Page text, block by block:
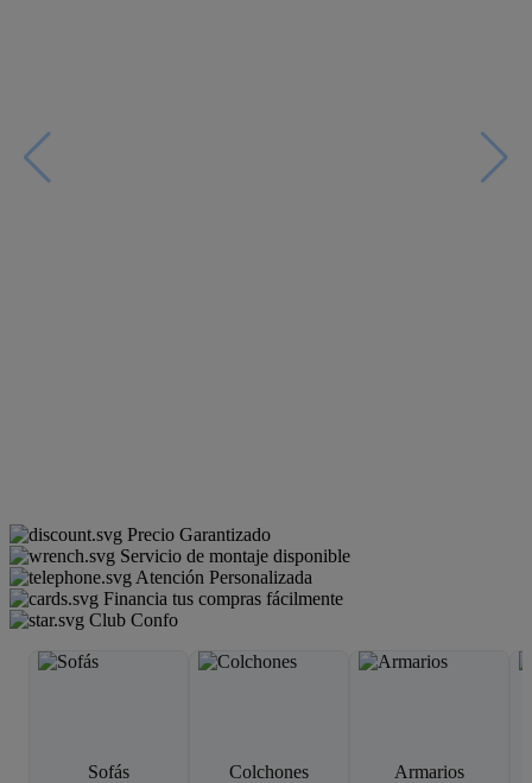
Precio Garantizado
Servicio de montaje disponible
Atención Personalizada
Financia tus compras fácilmente
Club Confo
Sofás Colchones Armarios